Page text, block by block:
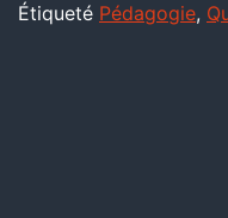
Étiqueté Pédagogie,